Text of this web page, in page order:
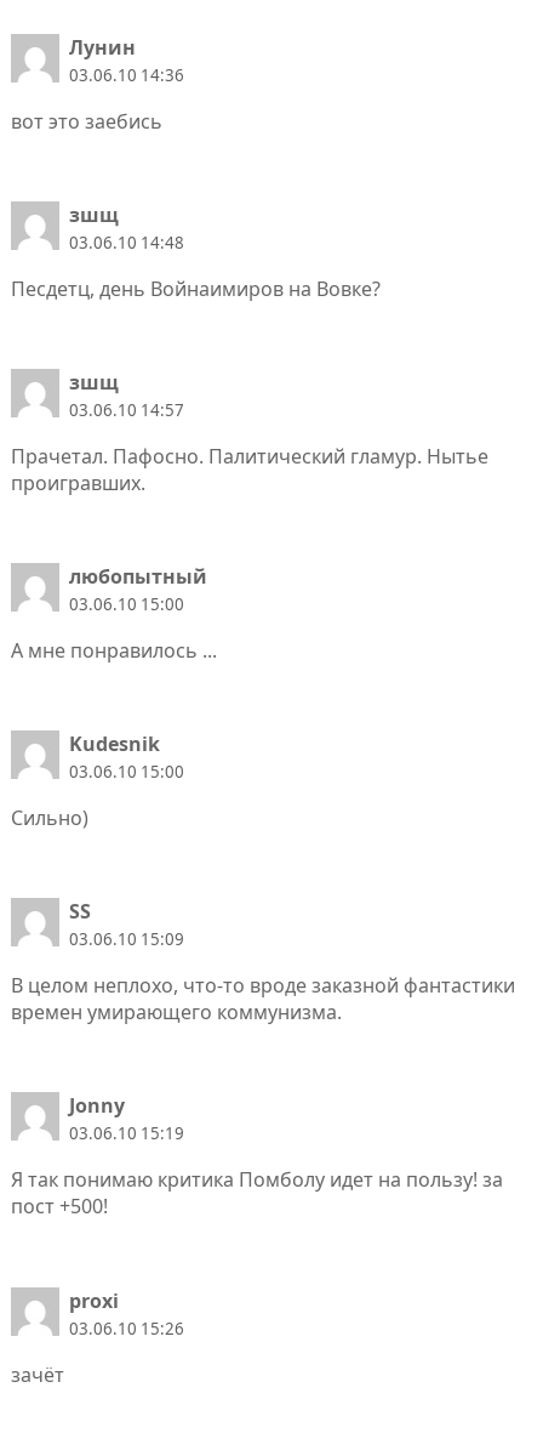
Лунин
03.06.10 14:36
вот это заебись
зшщ
03.06.10 14:48
Песдетц, день Войнаимиров на Вовке?
зшщ
03.06.10 14:57
Прачетал. Пафосно. Палитический гламур. Нытье
проигравших.
любопытный
03.06.10 15:00
А мне понравилось ...
Kudesnik
03.06.10 15:00
Сильно)
SS
03.06.10 15:09
В целом неплохо, что-то вроде заказной фантастики
времен умирающего коммунизма.
Jonny
03.06.10 15:19
Я так понимаю критика Помболу идет на пользу! за
пост +500!
proxi
03.06.10 15:26
зачёт